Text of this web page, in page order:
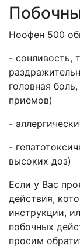
Ноофен 500
- сонливость,
головная
приемов)
-
-
высоких доз)
Если у Вас
действия,
инструкции,
побочных
просим